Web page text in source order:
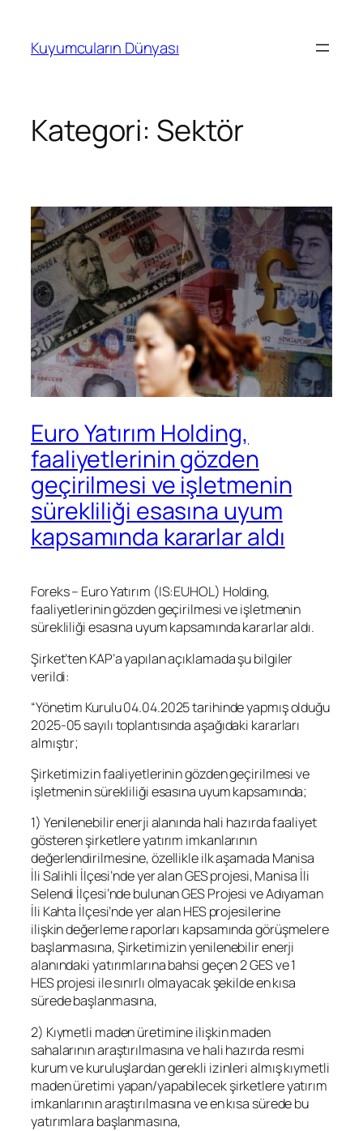
Kuyumcuların Dünyası
Kategori: Sektör
Euro Yatırım Holding,
faaliyetlerinin gözden
geçirilmesi ve işletmenin
sürekliliği esasına uyum
kapsamında kararlar aldı
Foreks – Euro Yatırım (IS:EUHOL) Holding,
faaliyetlerinin gözden geçirilmesi ve işletmenin
sürekliliği esasına uyum kapsamında kararlar aldı.
Şirket’ten KAP’a yapılan açıklamada şu bilgiler
verildi:
“Yönetim Kurulu 04.04.2025 tarihinde yapmış olduğu
2025-05 sayılı toplantısında aşağıdaki kararları
almıştır;
Şirketimizin faaliyetlerinin gözden geçirilmesi ve
işletmenin sürekliliği esasına uyum kapsamında;
1) Yenilenebilir enerji alanında hali hazırda faaliyet
gösteren şirketlere yatırım imkanlarının
değerlendirilmesine, özellikle ilk aşamada Manisa
İli Salihli İlçesi’nde yer alan GES projesi, Manisa İli
Selendi İlçesi’nde bulunan GES Projesi ve Adıyaman
İli Kahta İlçesi’nde yer alan HES projesilerine
ilişkin değerleme raporları kapsamında görüşmelere
başlanmasına, Şirketimizin yenilenebilir enerji
alanındaki yatırımlarına bahsi geçen 2 GES ve 1
HES projesi ile sınırlı olmayacak şekilde en kısa
sürede başlanmasına,
2) Kıymetli maden üretimine ilişkin maden
sahalarının araştırılmasına ve hali hazırda resmi
kurum ve kuruluşlardan gerekli izinleri almış kıymetli
maden üretimi yapan/yapabilecek şirketlere yatırım
imkanlarının araştırılmasına ve en kısa sürede bu
yatırımlara başlanmasına,